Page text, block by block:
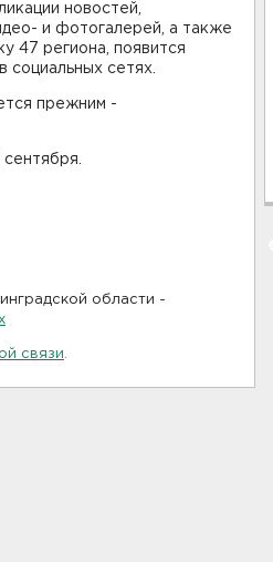
новостей,
и фотогалерей, а также
47 региона, появится
сетях.
прежним -
области -
связи